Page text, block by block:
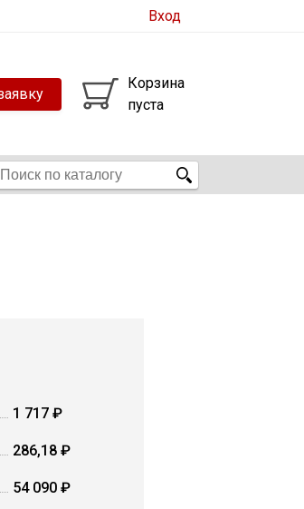
Вход
Корзина
пуста
1 717 ₽
286,18 ₽
54 090 ₽